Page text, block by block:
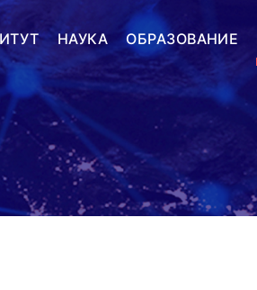
НАУКА ОБРАЗОВАНИЕ